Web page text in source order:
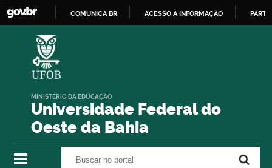
COMUNICA BR ACESSO À INFORMAÇÃO
Universidade Federal do
Oeste da Bahia
MINISTÉRIO DA EDUCAÇÃO